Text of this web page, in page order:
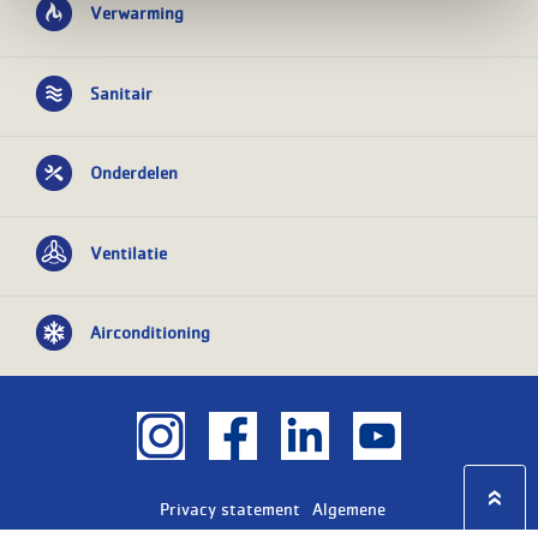
Verwarming
Sanitair
Onderdelen
Ventilatie
Airconditioning
Privacy statement
Algemene